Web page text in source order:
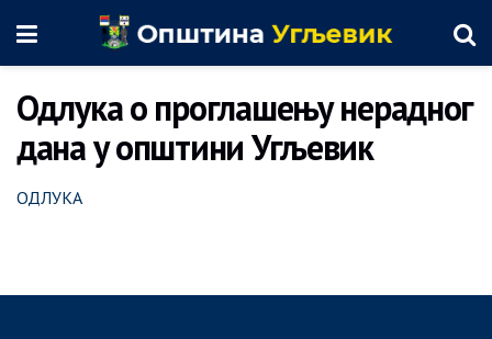
Одлука о проглашењу нерадног
дана у општини Угљевик
ОДЛУКА